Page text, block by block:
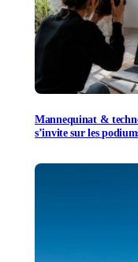
Mannequinat &
s’invite sur les